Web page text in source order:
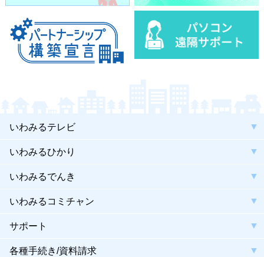
いわみるテレビ
いわみるひかり
いわみるでんき
いわみるコミチャン
サポート
各種手続き/資料請求